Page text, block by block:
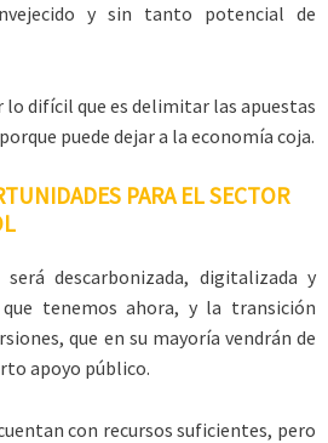
y sin tanto potencial de
lo difícil que es delimitar las apuestas
puede dejar a la economía coja.
PARA EL SECTOR
descarbonizada, digitalizada y
tenemos ahora, y la transición
que en su mayoría vendrán de
apoyo público.
con recursos suficientes, pero